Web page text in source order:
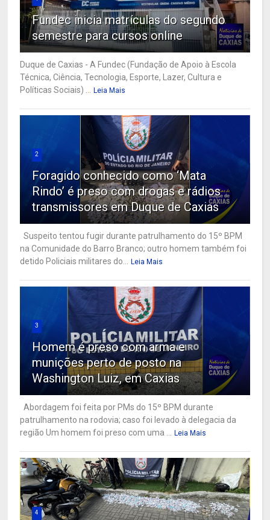
Fundec inicia matrículas do segundo
semestre para cursos online
Duque de Caxias - A Fundec (Fundação de Apoio à Escola
Técnica, Ciência, Tecnologia, Esporte, Lazer, Cultura e
Políticas Sociais) ...
Leia Mais
2
Foragido conhecido como ‘Mata
Rindo’ é preso com drogas e rádios
transmissores em Duque de Caxias
Suspeito tentou fugir durante patrulhamento do 15º BPM
na Comunidade do Barro Branco; outro homem também foi
detido Policiais militares do...
Leia Mais
3
Homem é preso com arma e
munições perto de posto na
Washington Luiz, em Caxias
Abordagem foi feita por PMs do 15º BPM durante
patrulhamento na rodovia; caso foi levado à delegacia da
região Um homem foi preso com uma ...
Leia Mais
4